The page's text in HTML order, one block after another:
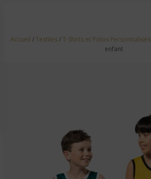
Accueil /Textiles/T-Shirts et Polos Personnalisés
enfant